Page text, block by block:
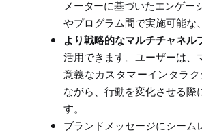
メーターに基づいたエンゲー
やプログラム間で実施可能な
より戦略的なマルチチャネル
活用できます。ユーザーは、
意義なカスタマーインタラ
ながら、行動を変化させる際
す。
ブランドメッセージにシーム